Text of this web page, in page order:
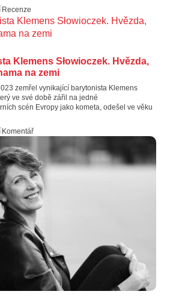
Recenze
Klemens Słowioczek. Hvězda,
na zemi
zemřel vynikající barytonista Klemens
ve své době zářil na jedné
scén Evropy jako kometa, odešel ve věku
Komentář